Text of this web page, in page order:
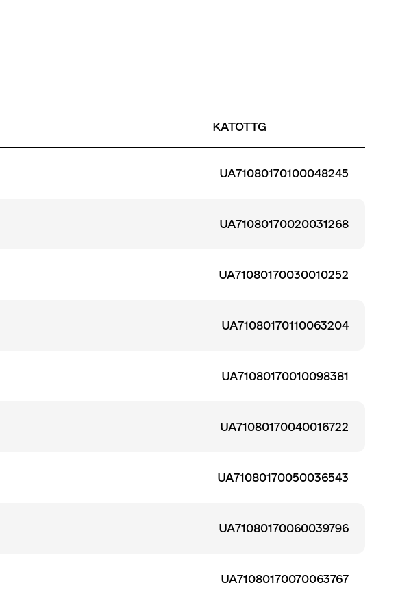
KATOTTG
UA71080170100048245
UA71080170020031268
UA71080170030010252
UA71080170110063204
UA71080170010098381
UA71080170040016722
UA71080170050036543
UA71080170060039796
UA71080170070063767